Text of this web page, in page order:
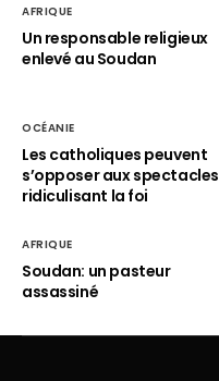
AFRIQUE
Un responsable religieux
enlevé au Soudan
OCÉANIE
Les catholiques peuvent
s’opposer aux spectacles
ridiculisant la foi
AFRIQUE
Soudan: un pasteur
assassiné